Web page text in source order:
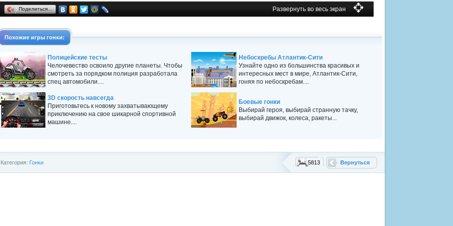
Поделиться… Развернуть во весь экран
Похожие игры гонки:
Полицейские тесты
Челочевество освоило другие планеты. Чтобы
смотреть за порядком полиция разработала
спец автомобили....
Небоскребы Атлантик-Сити
Узнайте одно из большинства красивых и
интересных мест в мире, Атлантик-Сити,
гоняя по небоскребам....
3D скорость навсегда
Приготовьтесь к новому захватывающему
приключению на свое шикарной спортивной
машине....
Боевые гонки
Выбирай героя, выбирай странную тачку,
выбирай движок, колеса, ракеты...
Вернуться
5813
Категория: Гонки